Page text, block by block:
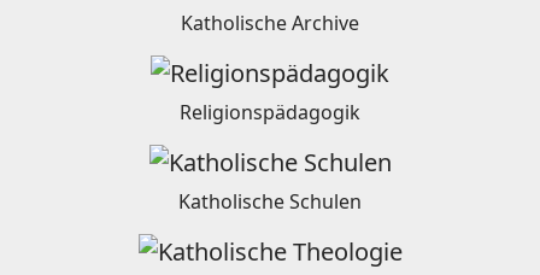
Katholische Archive
Religionspädagogik
Katholische Schulen